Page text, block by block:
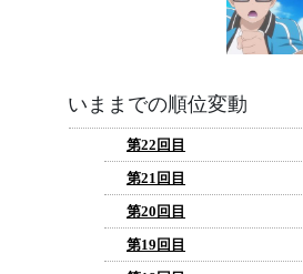
いままでの順位変動
第22回目
第21回目
第20回目
第19回目